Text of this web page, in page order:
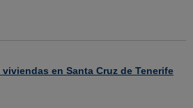
en Santa Cruz de Tenerife